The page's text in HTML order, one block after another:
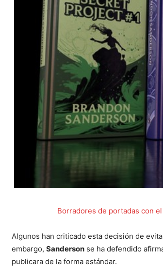
Borradores de portadas con
Algunos han criticado esta decisión de
embargo, Sanderson se ha defendido
publicara de la forma estándar.